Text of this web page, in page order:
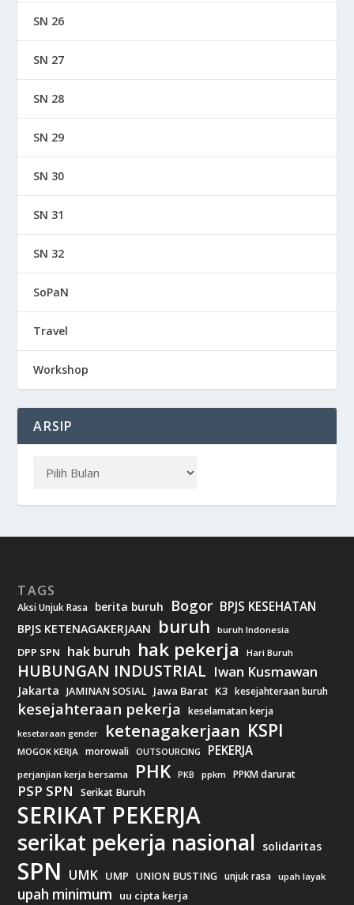
SN 26
SN 27
SN 28
SN 29
SN 30
SN 31
SN 32
SoPaN
Travel
Workshop
ARSIP
TAGS
Aksi Unjuk Rasa berita buruh Bogor BPJS KESEHATAN
BPJS KETENAGAKERJAAN buruh buruh Indonesia
DPP SPN hak buruh hak pekerja Hari Buruh
HUBUNGAN INDUSTRIAL Iwan Kusmawan
Jakarta JAMINAN SOSIAL Jawa Barat K3 kesejahteraan buruh
kesejahteraan pekerja keselamatan kerja
kesetaraan gender ketenagakerjaan KSPI
MOGOK KERJA morowali OUTSOURCING PEKERJA
perjanjian kerja bersama PHK PKB ppkm PPKM darurat
PSP SPN Serikat Buruh
SERIKAT PEKERJA
serikat pekerja nasional solidaritas
SPN UMK UMP UNION BUSTING unjuk rasa upah layak
upah minimum uu cipta kerja